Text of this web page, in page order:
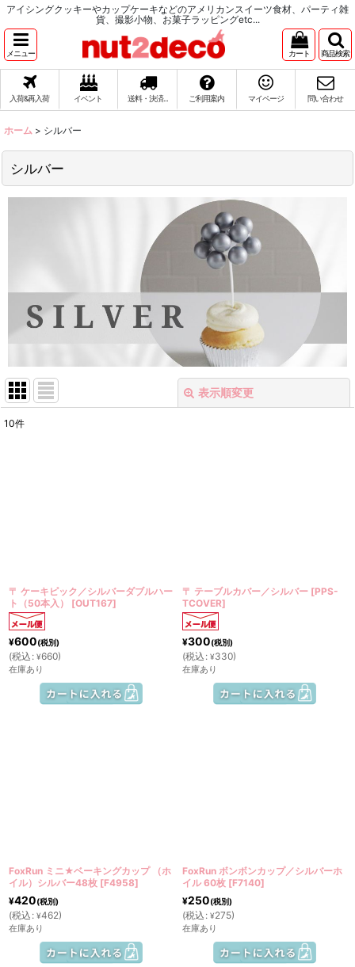
アイシングクッキーやカップケーキなどのアメリカンスイーツ食材、パーティ雑
貨、撮影小物、お菓子ラッピングetc...
メニュー カート 商品検索
入荷&再入荷 イベント 送料・決済... ご利用案内 マイページ 問い合わせ
ホーム > シルバー
シルバー
表示順変更
10件
〒 ケーキピック／シルバーダブルハー
ト（50本入）
[OUT167]
¥600(税別)
(税込 : ¥660)
在庫あり
〒 テーブルカバー／シルバー [PPS-
TCOVER]
¥300(税別)
(税込 : ¥330)
在庫あり
FoxRun ミニ★ベーキングカップ （ホ
イル）シルバー48枚 [F4958]
¥420(税別)
(税込 : ¥462)
在庫あり
FoxRun ボンボンカップ／シルバーホ
イル 60枚 [F7140]
¥250(税別)
(税込 : ¥275)
在庫あり